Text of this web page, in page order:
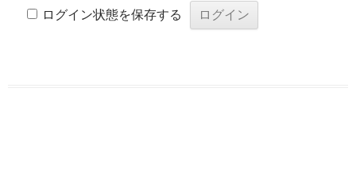
ログイン状態を保存する